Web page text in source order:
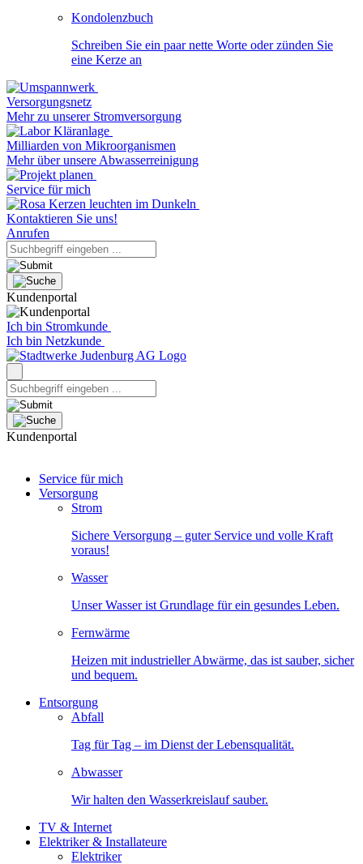
Kondolenzbuch
Schreiben Sie ein paar nette Worte oder zünden Sie
eine Kerze an
Versorgungsnetz
Mehr zu unserer Stromversorgung
Milliarden von Mikroorganismen
Mehr über unsere Abwasserreinigung
Service für mich
Kontaktieren Sie uns!
Anrufen
Kundenportal
Ich bin Stromkunde
Ich bin Netzkunde
Kundenportal
Service für mich
Versorgung
Strom
Sichere Versorgung – guter Service und volle Kraft
voraus!
Wasser
Unser Wasser ist Grundlage für ein gesundes Leben.
Fernwärme
Heizen mit industrieller Abwärme, das ist sauber, sicher
und bequem.
Entsorgung
Abfall
Tag für Tag – im Dienst der Lebensqualität.
Abwasser
Wir halten den Wasserkreislauf sauber.
TV & Internet
Elektriker & Installateure
Elektriker